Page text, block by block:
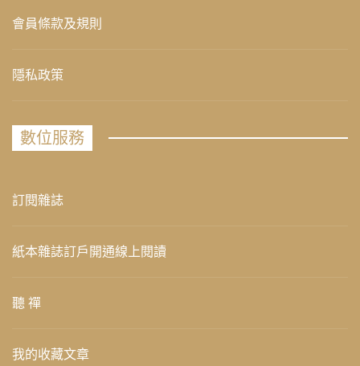
會員條款及規則
隱私政策
數位服務
訂閱雜誌
紙本雜誌訂戶開通線上閱讀
聽 禪
我的收藏文章